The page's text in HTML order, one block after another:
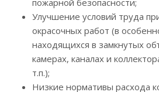
пожарной безопасности;
Улучшение условий труда
окрасочных работ (в
находящихся в замкнутых
камерах, каналах и
т.п.);
Низкие нормативы расхода